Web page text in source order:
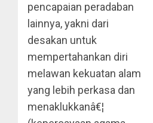
pencapaian peradaban
lainnya, yakni dari
desakan untuk
mempertahankan diri
melawan kekuatan alam
yang lebih perkasa dan
menaklukkanâ€¦